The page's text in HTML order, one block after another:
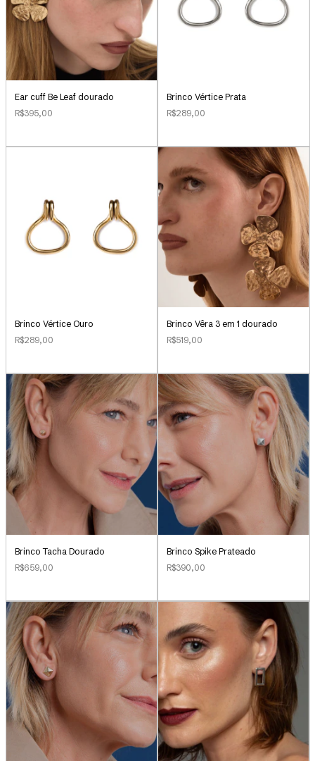
Ear cuff Be Leaf dourado
R$395,00
Brinco Vértice Prata
R$289,00
Brinco Vértice Ouro
R$289,00
Brinco Vêra 3 em 1 dourado
R$519,00
Brinco Tacha Dourado
R$659,00
Brinco Spike Prateado
R$390,00